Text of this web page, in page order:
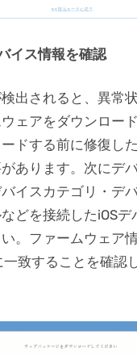
イス情報を確認
出されると、異常
ェアをダウンロー
ドする前に修復し
あります。次にデ
イスカテゴリ・デ
どを接続したiOSデ
。ファームウェア
致することを確認